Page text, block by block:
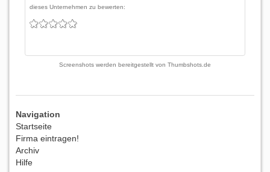
dieses Unternehmen zu bewerten:
Screenshots werden bereitgestellt von Thumbshots.de
Navigation
Startseite
Firma eintragen!
Archiv
Hilfe